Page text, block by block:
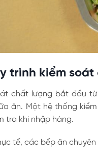
trình kiểm
chất lượng bắt đầu
ăn. Một hệ thống
tra khi nhập hàng.
tế, các bếp ăn